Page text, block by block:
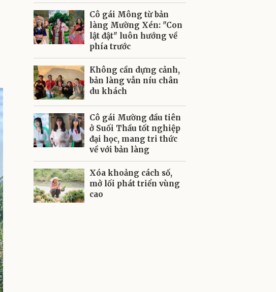
Cô gái Mông từ bản
làng Mường Xén: "Con
lật đật" luôn hướng về
phía trước
Không cần dựng cảnh,
bản làng vẫn níu chân
du khách
Cô gái Mường đầu tiên
ở Suối Thầu tốt nghiệp
đại học, mang tri thức
về với bản làng
Xóa khoảng cách số,
mở lối phát triển vùng
cao